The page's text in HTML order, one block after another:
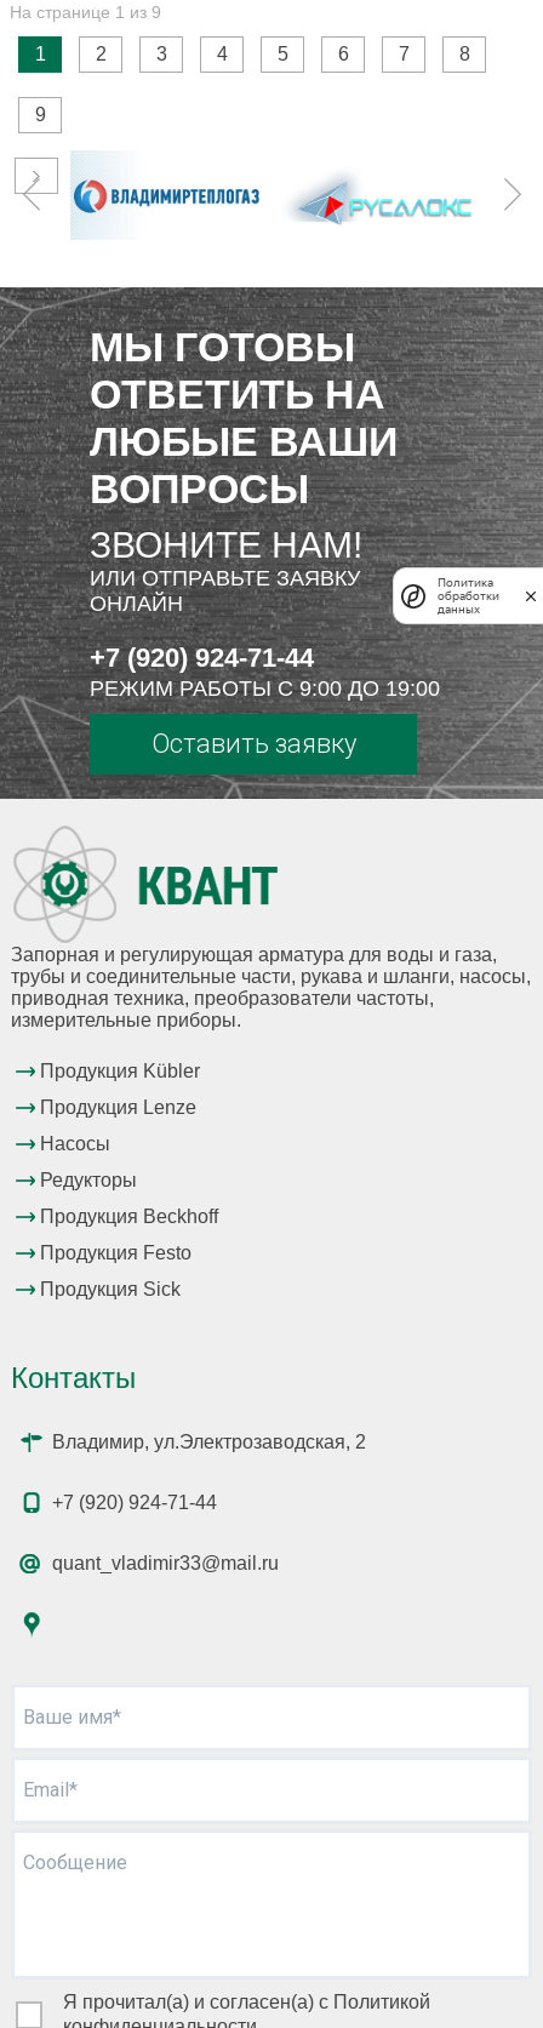
На странице 1 из 9
1 2 3 4 5 6 7 8
9
МЫ ГОТОВЫ
ОТВЕТИТЬ НА
ЛЮБЫЕ ВАШИ
ВОПРОСЫ
ЗВОНИТЕ НАМ!
ИЛИ ОТПРАВЬТЕ ЗАЯВКУ
ОНЛАЙН
+7 (920) 924-71-44
РЕЖИМ РАБОТЫ С 9:00 ДО 19:00
Оставить заявку
Запорная и регулирующая арматура для воды и газа,
трубы и соединительные части, рукава и шланги, насосы,
приводная техника, преобразователи частоты,
измерительные приборы.
Продукция Kübler
Продукция Lenze
Насосы
Редукторы
Продукция Beckhoff
Продукция Festo
Продукция Sick
Контакты
Владимир, ул.Электрозаводская, 2
+7 (920) 924-71-44
quant_vladimir33@mail.ru
Ваше имя*
Email*
Сообщение
Я прочитал(а) и согласен(а) с Политикой
Политика
обработки
данных